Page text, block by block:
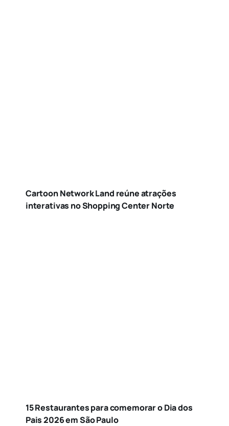
Cartoon Network Land reúne atrações
interativas no Shopping Center Norte
15 Restaurantes para comemorar o Dia dos
Pais 2026 em São Paulo